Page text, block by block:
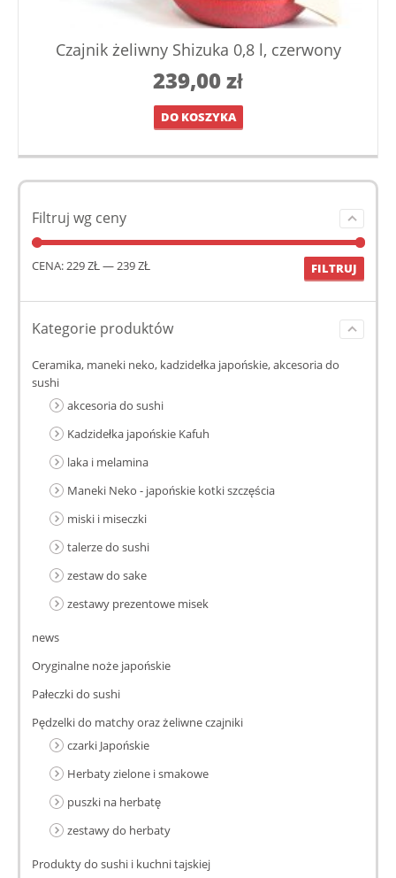
Czajnik żeliwny Shizuka 0,8 l, czerwony
239,00zł
DO KOSZYKA
Filtruj wg ceny
FILTRUJ
CENA:229 ZŁ—239 ZŁ
Kategorie produktów
Ceramika, maneki neko, kadzidełka japońskie, akcesoria do
sushi
akcesoria do sushi
Kadzidełka japońskie Kafuh
laka i melamina
Maneki Neko - japońskie kotki szczęścia
miski i miseczki
talerze do sushi
zestaw do sake
zestawy prezentowe misek
news
Oryginalne noże japońskie
Pałeczki do sushi
Pędzelki do matchy oraz żeliwne czajniki
czarki Japońskie
Herbaty zielone i smakowe
puszki na herbatę
zestawy do herbaty
Produkty do sushi i kuchni tajskiej